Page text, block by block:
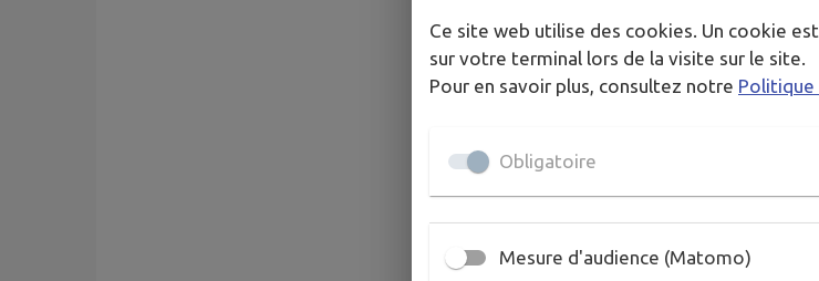
LE
LE LAVOIR DU
LE VIEUX
Le Vieux
Ce site web utilise des cookies. Un cookie
sur votre terminal lors de la visite sur le site.
Pour en savoir plus, consultez notre Politique
Obligatoire
Mesure d'audience (Matomo)